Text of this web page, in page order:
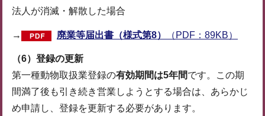
法人が消滅・解散した場合
→ 廃業等届出書（様式第8） （PDF：89KB）
（6）登録の更新
第一種動物取扱業登録の有効期間は5年間です。この期
間満了後も引き続き営業しようとする場合は、あらかじ
め申請し、登録を更新する必要があります。